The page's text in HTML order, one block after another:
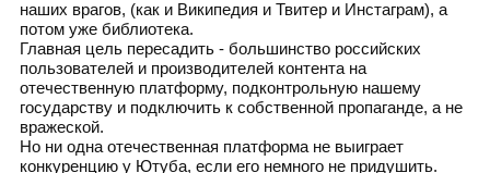
наших врагов, (как и Википедия и Твитер и Инстаграм), а
потом уже библиотека.
Главная цель пересадить - большинство российских
пользователей и производителей контента на
отечественную платформу, подконтрольную нашему
государству и подключить к собственной пропаганде, а не
вражеской.
Но ни одна отечественная платформа не выиграет
конкуренцию у Ютуба, если его немного не придушить.